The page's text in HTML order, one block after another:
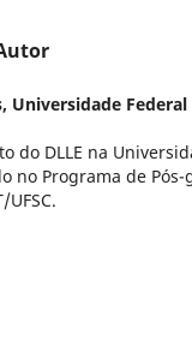
Universidade
do DLLE na
no Programa de
UFSC.